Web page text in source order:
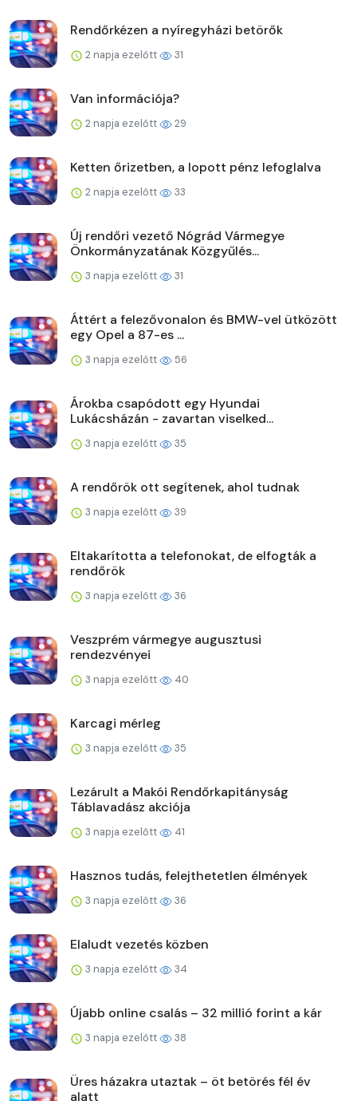
Rendőrkézen a nyíregyházi betörők
2 napja ezelőtt 31
Van információja?
2 napja ezelőtt 29
Ketten őrizetben, a lopott pénz lefoglalva
2 napja ezelőtt 33
Új rendőri vezető Nógrád Vármegye
Önkormányzatának Közgyűlés...
3 napja ezelőtt 31
Áttért a felezővonalon és BMW-vel ütközött
egy Opel a 87-es ...
3 napja ezelőtt 56
Árokba csapódott egy Hyundai
Lukácsházán - zavartan viselked...
3 napja ezelőtt 35
A rendőrök ott segítenek, ahol tudnak
3 napja ezelőtt 39
Eltakarította a telefonokat, de elfogták a
rendőrök
3 napja ezelőtt 36
Veszprém vármegye augusztusi
rendezvényei
3 napja ezelőtt 40
Karcagi mérleg
3 napja ezelőtt 35
Lezárult a Makói Rendőrkapitányság
Táblavadász akciója
3 napja ezelőtt 41
Hasznos tudás, felejthetetlen élmények
3 napja ezelőtt 36
Elaludt vezetés közben
3 napja ezelőtt 34
Újabb online csalás – 32 millió forint a kár
3 napja ezelőtt 38
Üres házakra utaztak – öt betörés fél év
alatt